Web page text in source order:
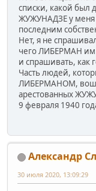
списки, какой
ЖУЖУНАДЗЕ у меня
последним
Нет, я не
чего ЛИБЕРМАН им
и спрашивать, как
Часть людей,
ЛИБЕРМАНОМ,
арестованных
9 февраля 1940
Александр
30 июля 2020, 13:09:29